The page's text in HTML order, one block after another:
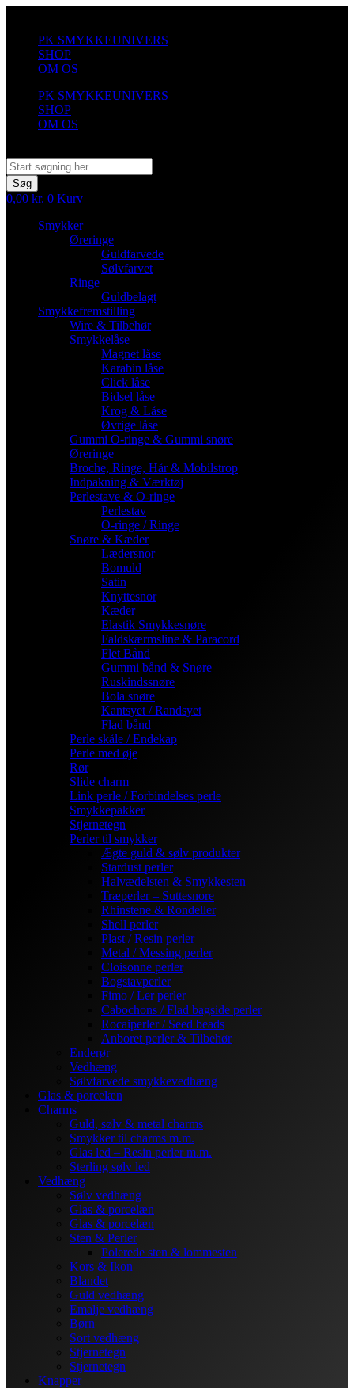
indholdPK SMYKKEUNIVERS
SHOP
OM OS
PK SMYKKEUNIVERS
SHOP
OM OS
Søg
0,00 kr. 0 Kurv
Smykker
Øreringe
Guldfarvede
Sølvfarvet
Ringe
Guldbelagt
Smykkefremstilling
Wire & Tilbehør
Smykkelåse
Magnet låse
Karabin låse
Click låse
Bidsel låse
Krog & Låse
Øvrige låse
Gummi O-ringe & Gummi snøre
Øreringe
Broche, Ringe, Hår & Mobilstrop
Indpakning & Værktøj
Perlestave & O-ringe
Perlestav
O-ringe / Ringe
Snøre & Kæder
Lædersnor
Bomuld
Satin
Knyttesnor
Kæder
Elastik Smykkesnøre
Faldskærmsline & Paracord
Flet Bånd
Gummi bånd & Snøre
Ruskindssnøre
Bola snøre
Kantsyet / Randsyet
Flad bånd
Perle skåle / Endekap
Perle med øje
Rør
Slide charm
Link perle / Forbindelses perle
Smykkepakker
Stjernetegn
Perler til smykker
Ægte guld & sølv produkter
Stardust perler
Halvædelsten & Smykkesten
Træperler – Suttesnore
Rhinstene & Rondeller
Shell perler
Plast / Resin perler
Metal / Messing perler
Cloisonne perler
Bogstavperler
Fimo / Ler perler
Cabochons / Flad bagside perler
Rocaiperler / Seed beads
Anboret perler & Tilbehør
Enderør
Vedhæng
Sølvfarvede smykkevedhæng
Glas & porcelæn
Charms
Guld, sølv & metal charms
Smykker til charms m.m.
Glas led – Resin perler m.m.
Sterling sølv led
Vedhæng
Sølv vedhæng
Glas & porcelæn
Glas & porcelæn
Sten & Perler
Polerede sten & lommesten
Kors & Ikon
Blandet
Guld vedhæng
Emalje vedhæng
Børn
Sort vedhæng
Stjernetegn
Stjernetegn
Knapper